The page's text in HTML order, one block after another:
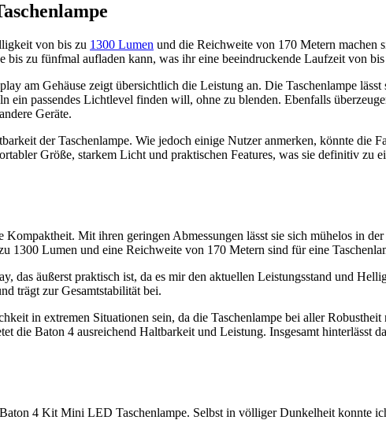
von bis zu 1300 Lumen und die Reichweite von 170 Metern machen
bis zu fünfmal aufladen kann, was ihr eine beeindruckende Laufzeit von
am Gehäuse zeigt übersichtlich die Leistung an. Die Taschenlampe
ein passendes Lichtlevel finden will, ohne zu blenden. Ebenfalls
Geräte.
der Taschenlampe. Wie jedoch einige Nutzer anmerken, könnte die
Größe, starkem Licht und praktischen Features, was sie definitiv zu
Mit ihren geringen Abmessungen lässt sie sich mühelos in
1300 Lumen und eine Reichweite von 170 Metern sind für eine
das äußerst praktisch ist, da es mir den aktuellen Leistungsstand und
trägt zur Gesamtstabilität bei.
in extremen Situationen sein, da die Taschenlampe bei aller
Baton 4 ausreichend Haltbarkeit und Leistung. Insgesamt hinterlässt
4 Kit Mini LED Taschenlampe. Selbst in völliger Dunkelheit konnte